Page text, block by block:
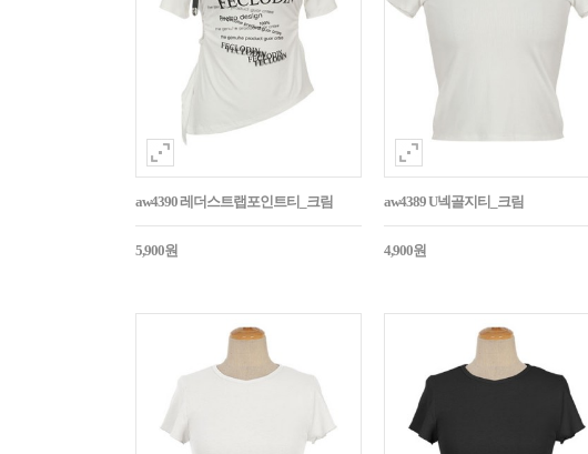
aw4390 레더스트랩포인트티_크림
5,900원
aw4389 U넥골지티_크림
4,900원